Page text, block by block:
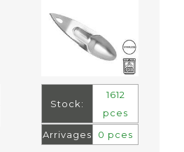
Stock:
1612
pces
Arrivages
0 pces